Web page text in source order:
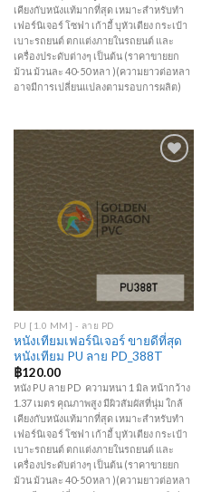
เคียงกับหนังแท้มากที่สุด เหมาะสำหรับทำ
เฟอร์นิเจอร์ โซฟา เก้าอี้ บุหัวเตียง กระเป๋า
เบาะรถยนต์ ตกแต่งภายในรถยนต์ และ
เครื่องประดับต่างๆ เป็นต้น (ราคาขายยก
ม้วน ม้วนละ 40-50 หลา )(ความยาวต่อหลา
อาจมีการเปลี่ยนแปลงตามรอบการผลิต)
Add to
Wishlist
PU [1.0 MM] - ลาย PD
หนังเทียมเฟอร์นิเจอร์ ขายดีที่สุด
หนังเทียม PU ลาย PD_388T
฿120.00
หนัง PU ลาย PD ความหนา 1 มิล หน้ากว้าง
1.37 เมตร คุณภาพสูง มีผิวสัมผัสที่นุ่ม ใกล้
เคียงกับหนังแท้มากที่สุด เหมาะสำหรับทำ
เฟอร์นิเจอร์ โซฟา เก้าอี้ บุหัวเตียง กระเป๋า
เบาะรถยนต์ ตกแต่งภายในรถยนต์ และ
เครื่องประดับต่างๆ เป็นต้น (ราคาขายยก
ม้วน ม้วนละ 40-50 หลา )(ความยาวต่อหลา